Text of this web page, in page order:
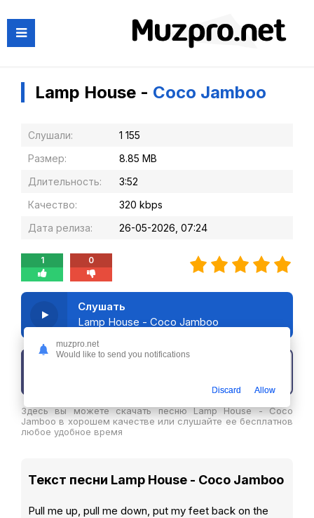
Lamp House - Coco Jamboo
Слушали:
1 155
Размер:
8.85 MB
Длительность:
3:52
Качество:
320 kbps
Дата релиза:
26-05-2026, 07:24
1 0
Слушать
Lamp House - Coco Jamboo
Здесь вы можете скачать песню Lamp House - Coco
Jamboo в хорошем качестве или слушайте ее бесплатнов
любое удобное время
Текст песни Lamp House - Coco Jamboo
Pull me up, pull me down, put my feet back on the
muzpro.net
Would like to send you notifications
Discard Allow